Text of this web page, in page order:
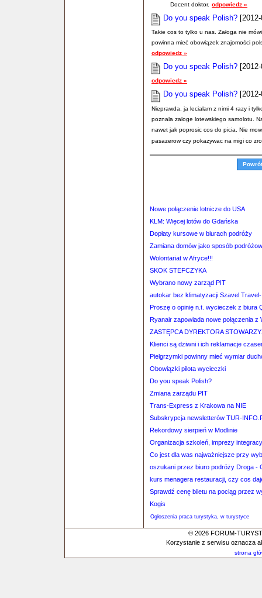
Docent doktor. odpowiedz »
Do you speak Polish?
Takie cos to tylko u nas. Załoga nie
powinna mieć obowiązek znajomości
odpowiedz »
Do you speak Polish?
odpowiedz »
Do you speak Polish?
Nieprawda, ja lecialam z nimi 4 razy i
poznala zaloge lotewskiego samolotu.
nawet jak poprosic cos do picia. Nie
pasazerow czy pokazywac na migi co
Nowe połączenie lotnicze do USA
KLM: Więcej lotów do Gdańska
Dopłaty kursowe w biurach podróży
Zamiana domów jako sposób
Wolontariat w Afryce!!!
SKOK STEFCZYKA
Wybrano nowy zarząd PIT
autokar bez klimatyzacji Szavel
Proszę o opinię n.t. wycieczek z biura
Ryanair zapowiada nowe połączenia z
ZASTĘPCA DYREKTORA
Klienci są dziwni i ich reklamacje
Pielgrzymki powinny mieć wymiar
Obowiązki pilota wycieczki
Do you speak Polish?
Zmiana zarządu PIT
Trans-Express z Krakowa na NIE
Subskrypcja newsletterów TUR-
Rekordowy sierpień w Modlinie
Organizacja szkoleń, imprezy
Co jest dla was najważniejsze przy
oszukani przez biuro podróży Droga -
kurs menagera restauracji, czy cos
Sprawdź cenę biletu na pociąg przez
Kogis
Ogłoszenia praca turystyka, w turystyce
© 2026 FORUM-
Korzystanie z serwisu oznacza
strona